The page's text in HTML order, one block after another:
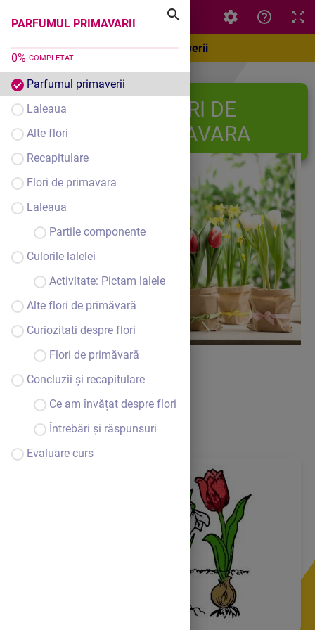
PARFUMUL PRIMAVARII
0% COMPLETAT
Parfumul primaverii
Laleaua
Alte flori
Recapitulare
Flori de primavara
Laleaua
Partile componente
Culorile lalelei
Activitate: Pictam lalele
Alte flori de primăvară
Curiozitati despre flori
Flori de primăvară
Concluzii și recapitulare
Ce am învățat despre flori
Întrebări și răspunsuri
Evaluare curs
PARFUMUL PRIMAVARII
Parfumul primaverii
FLORI DE
PRIMAVARA